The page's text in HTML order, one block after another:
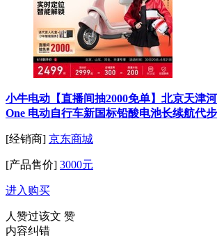
小牛电动【直播间抽2000免单】北京天津
One 电动自行车新国标铅酸电池长续航代
[经销商] 京东商城
[产品售价] 3000元
进入购买
人赞过该文 赞
内容纠错